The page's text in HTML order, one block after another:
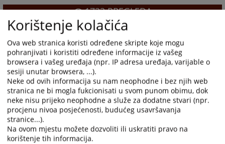
1722PREGLEDA
Korištenje kolačića
Ova web stranica koristi određene skripte koje mogu
pohranjivati i koristiti određene informacije iz vašeg
browsera i vašeg uređaja (npr. IP adresa uređaja, varijable o
sesiji unutar browsera, ...).
Neke od ovih informacija su nam neophodne i bez njih web
stranica ne bi mogla fukcionisati u svom punom obimu, dok
neke nisu prijeko neophodne a služe za dodatne stvari (npr.
procjenu nivoa posjećenosti, budućeg usavršavanja
stranice...).
Na ovom mjestu možete dozvoliti ili uskratiti pravo na
korištenje tih informacija.